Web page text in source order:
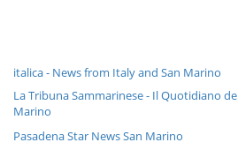
italica - News from Italy and San Marino
La Tribuna Sammarinese - Il Quotidiano
Marino
Pasadena Star News San Marino